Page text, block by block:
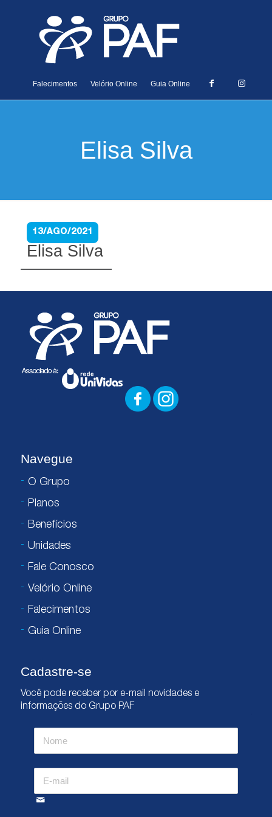
Falecimentos Velório Online Guia Online
Elisa Silva
13/AGO/2021
Elisa Silva
Navegue
O Grupo
Planos
Benefícios
Unidades
Fale Conosco
Velório Online
Falecimentos
Guia Online
Cadastre-se
Você pode receber por e-mail novidades e
informações do Grupo PAF